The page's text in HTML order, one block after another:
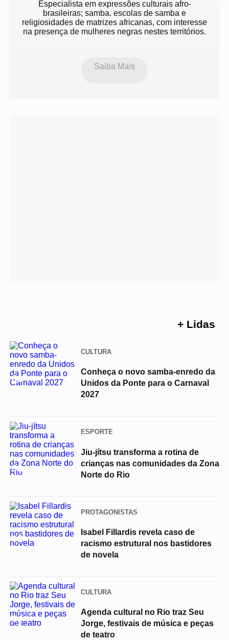
Especialista em expressões culturais afro-
brasileiras; samba. escolas de samba e
religiosidades de matrizes africanas, com interesse
na presença de mulheres negras nestes territórios.
Saiba Mais
+ Lidas
01
CULTURA
Conheça o novo samba-enredo da
Unidos da Ponte para o Carnaval
2027
02
ESPORTE
Jiu-jítsu transforma a rotina de
crianças nas comunidades da Zona
Norte do Rio
03
PROTAGONISTAS
Isabel Fillardis revela caso de
racismo estrutural nos bastidores
de novela
04
CULTURA
Agenda cultural no Rio traz Seu
Jorge, festivais de música e peças
de teatro